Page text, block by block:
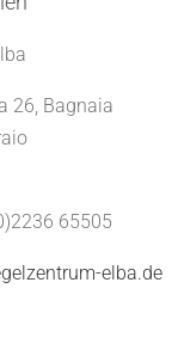
26, Bagnaia
65505
elba.de